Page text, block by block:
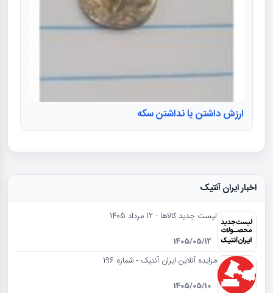
ارزش داشتن یا نداشتن سکه
اخبار ایران آنتیک
لیست جدید کالاها - 12 مرداد 1405
1405/05/12
مزایده آنلاین ایران آنتیک - شماره 196
1405/05/10